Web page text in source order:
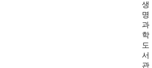
생
명
과
학
도
서
관